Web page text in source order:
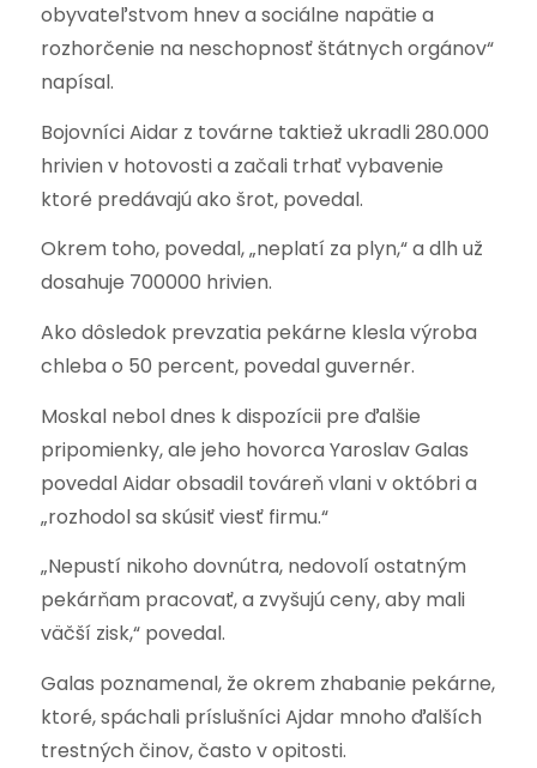
obyvateľstvom hnev a sociálne napätie a
rozhorčenie na neschopnosť štátnych orgánov“
napísal.
Bojovníci Aidar z továrne taktiež ukradli 280.000
hrivien v hotovosti a začali trhať vybavenie
ktoré predávajú ako šrot, povedal.
Okrem toho, povedal, „neplatí za plyn,“ a dlh už
dosahuje 700000 hrivien.
Ako dôsledok prevzatia pekárne klesla výroba
chleba o 50 percent, povedal guvernér.
Moskal nebol dnes k dispozícii pre ďalšie
pripomienky, ale jeho hovorca Yaroslav Galas
povedal Aidar obsadil továreň vlani v októbri a
„rozhodol sa skúsiť viesť firmu.“
„Nepustí nikoho dovnútra, nedovolí ostatným
pekárňam pracovať, a zvyšujú ceny, aby mali
väčší zisk,“ povedal.
Galas poznamenal, že okrem zhabanie pekárne,
ktoré, spáchali príslušníci Ajdar mnoho ďalších
trestných činov, často v opitosti.